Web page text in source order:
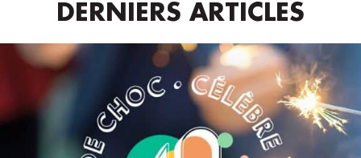
DERNIERS ARTICLES